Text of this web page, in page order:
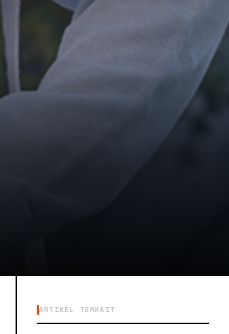
ARTIKEL TERKAIT